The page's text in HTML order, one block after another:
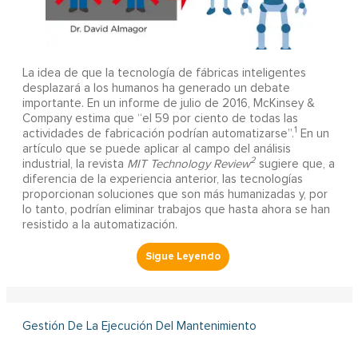
La idea de que la tecnología de fábricas inteligentes
desplazará a los humanos ha generado un debate
importante. En un informe de julio de 2016, McKinsey &
Company estima que “el 59 por ciento de todas las
actividades de fabricación podrían automatizarse”.1
En un
artículo que se puede aplicar al campo del análisis
industrial, la revista MIT Technology Review2 sugiere que, a
diferencia de la experiencia anterior, las tecnologías
proporcionan soluciones que son más humanizadas y, por
lo tanto, podrían eliminar trabajos que hasta ahora se han
resistido a la automatización.
Gestión De La Ejecución Del Mantenimiento